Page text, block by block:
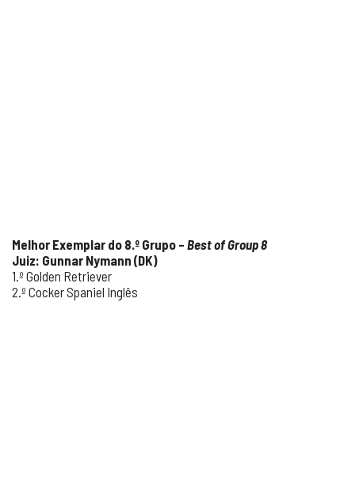
Melhor Exemplar do 8.º Grupo – Best of Group 8
Juiz: Gunnar Nymann (DK)
1.º Golden Retriever
2.º Cocker Spaniel Inglês